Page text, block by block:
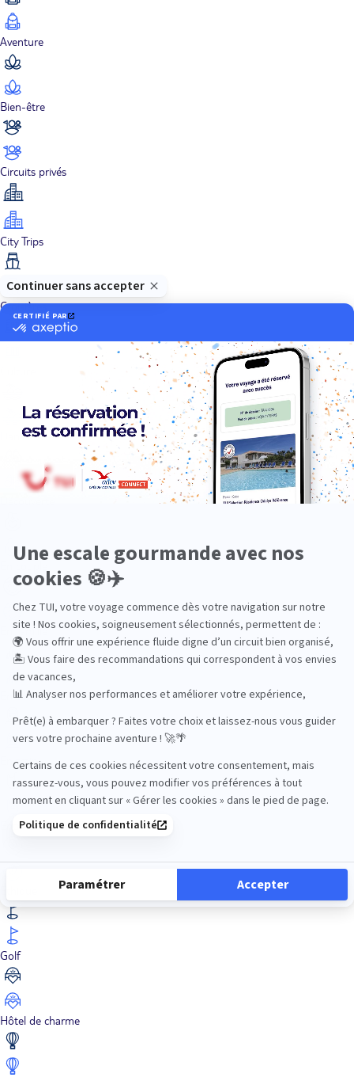
Aventure
Bien-être
Circuits privés
City Trips
Croisières
Dans les îles
En famille
En solo
En train
Entre amis
Golf
Hôtel de charme